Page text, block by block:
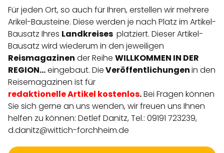
Für jeden Ort, so auch für Ihren, erstellen wir mehrere
Arikel-Bausteine. Diese werden je nach Platz im Artikel-
Bausatz Ihres Landkreises platziert. Dieser Artikel-
Bausatz wird wiederum in den jeweiligen
Reismagazinen der Reihe WILLKOMMEN IN DER
REGION...eingebaut. DieVeröffentlichungenin den
Reisemagazinen ist für
redaktionelleArtikel kostenlos.Bei Fragen können
Sie sich gerne an uns wenden, wir freuen uns Ihnen
helfen zu können: Detlef Danitz, Tel.: 09191 723239,
d.danitz@wittich-forchheim.de